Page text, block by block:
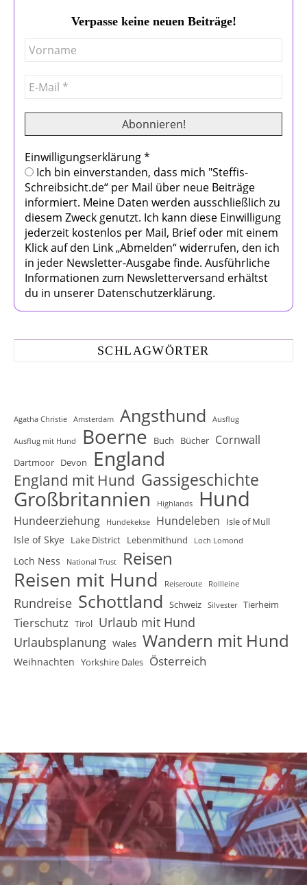
Verpasse keine neuen Beiträge!
Einwilligungserklärung*
Ich bin einverstanden, dass mich "Steffis-
Schreibsicht.de“ per Mail über neue Beiträge
informiert. Meine Daten werden ausschließlich zu
diesem Zweck genutzt. Ich kann diese Einwilligung
jederzeit kostenlos per Mail, Brief oder mit einem
Klick auf den Link „Abmelden“ widerrufen, den ich
in jeder Newsletter-Ausgabe finde. Ausführliche
Informationen zum Newsletterversand erhältst
du in unserer Datenschutzerklärung.
SCHLAGWÖRTER
Agatha Christie Amsterdam Angsthund Ausflug
Ausflug mit Hund Boerne Buch Bücher Cornwall
Dartmoor Devon England
England mit Hund Gassigeschichte
Großbritannien Highlands Hund
Hundeerziehung Hundekekse Hundeleben Isle of Mull
Isle of Skye Lake District Lebenmithund Loch Lomond
Loch Ness National Trust Reisen
Reisen mit Hund Reiseroute Rollleine
Rundreise Schottland Schweiz Silvester Tierheim
Tierschutz Tirol Urlaub mit Hund
Urlaubsplanung Wales Wandern mit Hund
Weihnachten Yorkshire Dales Österreich